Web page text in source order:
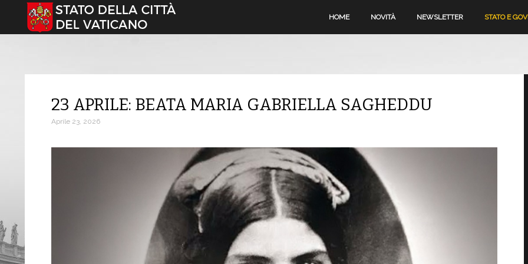
Seleziona la tua lingua HOME NOVITÀ NEWSLETTER STATO E
23 APRILE: BEATA MARIA GABRIELLA SAGHEDDU
Aprile 23, 2026